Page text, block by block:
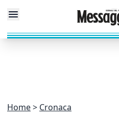
Home Cronaca